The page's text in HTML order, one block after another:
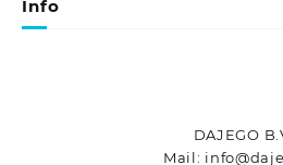
Info
DAJEGO
Mail: